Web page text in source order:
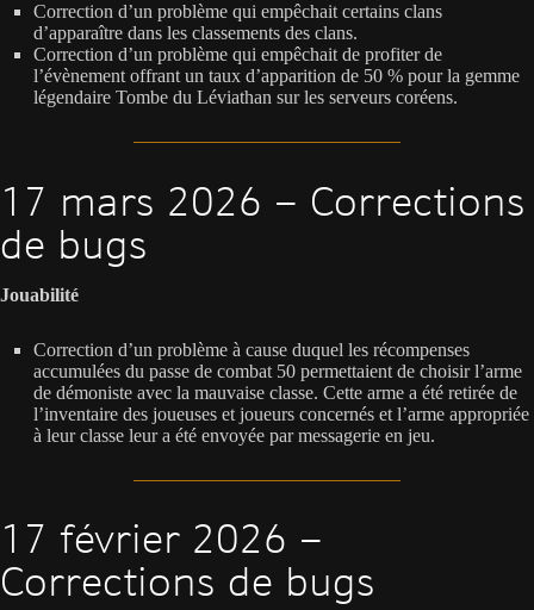
Correction d’un problème qui empêchait certains clans
d’apparaître dans les classements des clans.
Correction d’un problème qui empêchait de profiter de
l’évènement offrant un taux d’apparition de 50 % pour la gemme
légendaire Tombe du Léviathan sur les serveurs coréens.
17 mars 2026 – Corrections
de bugs
Jouabilité
Correction d’un problème à cause duquel les récompenses
accumulées du passe de combat 50 permettaient de choisir l’arme
de démoniste avec la mauvaise classe. Cette arme a été retirée de
l’inventaire des joueuses et joueurs concernés et l’arme appropriée
à leur classe leur a été envoyée par messagerie en jeu.
17 février 2026 –
Corrections de bugs